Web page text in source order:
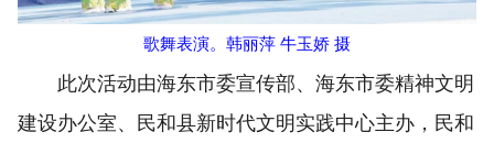
歌舞表演。韩丽萍 牛玉娇 摄
此次活动由海东市委宣传部、海东市委精神文明
建设办公室、民和县新时代文明实践中心主办，民和